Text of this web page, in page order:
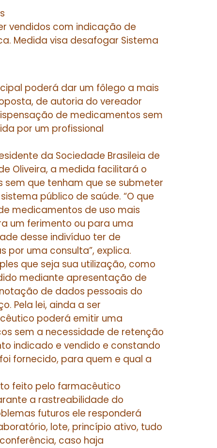
vendidos com indicação de
Medida visa desafogar Sistema
poderá dar um fôlego a mais
de autoria do vereador
de medicamentos sem
por um profissional
da Sociedade Brasileia de
Oliveira, a medida facilitará o
que tenham que se submeter
público de saúde. “O que
medicamentos de uso mais
um ferimento ou para uma
desse indivíduo ter de
por uma consulta”, explica.
que seja sua utilização, como
mediante apresentação de
de dados pessoais do
Pela lei, ainda a ser
poderá emitir uma
sem a necessidade de retenção
indicado e vendido e constando
fornecido, para quem e qual a
feito pelo farmacêutico
a rastreabilidade do
futuros ele responderá
lote, princípio ativo, tudo
caso haja